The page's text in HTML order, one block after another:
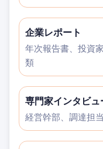
企業レポート
年次報告書、投資
類
専門家インタビュ
経営幹部、調達担